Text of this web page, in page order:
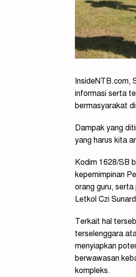
InsideNTB.com,
informasi serta
bermasyarakat
Dampak yang
yang harus kita
Kodim 1628/SB
kepemimpinan
orang guru,
Letkol Czi
Terkait hal
terselenggara
menyiapkan
berwawasan
kompleks.